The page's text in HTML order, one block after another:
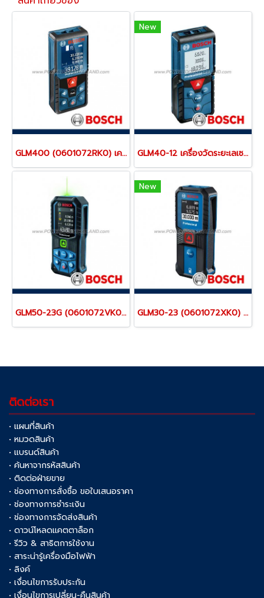
GLM400 (0601072RK0) เครื่องวัดระยะเลเซอร์ วัดระยะ 40 เมตร หน้าจอสี BOSCH
New
GLM40-12 เครื่องวัดระยะเลเซอร์ 40 เมตร (06010729K1) "BOSCH"
GLM50-23G (0601072VK0) เครื่องวัดระยะเลเซอร์ 50 เมตร แสงสีเขียว BOSCH
New
GLM30-23 (0601072XK0) เครื่องวัดระยะเลเซอร์ 30 เมตร
ติดต่อเรา
• แผนที่สินค้า
• หมวดสินค้า
• แบรนด์สินค้า
• ค้นหาจากรหัสสินค้า
• ติดต่อฝ่ายขาย
• ช่องทางการสั่งซื้อ ขอใบเสนอราคา
• ช่องทางการชำระเงิน
• ช่องทางการจัดส่งสินค้า
• ดาวน์โหลดแคตตาล็อก
• รีวิว & สาธิตการใช้งาน
• สาระน่ารู้เครื่องมือไฟฟ้า
• ลิงค์
• เงื่อนไขการรับประกัน
• เงื่อนไขการเปลี่ยน-คืนสินค้า